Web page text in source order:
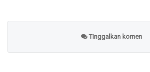
Tinggalkan komen